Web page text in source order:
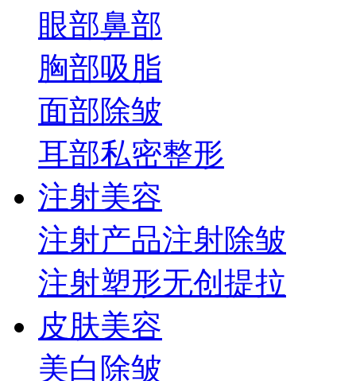
眼部鼻部
胸部吸脂
面部除皱
耳部私密整形
注射美容
注射产品注射除皱
注射塑形无创提拉
皮肤美容
美白 除皱